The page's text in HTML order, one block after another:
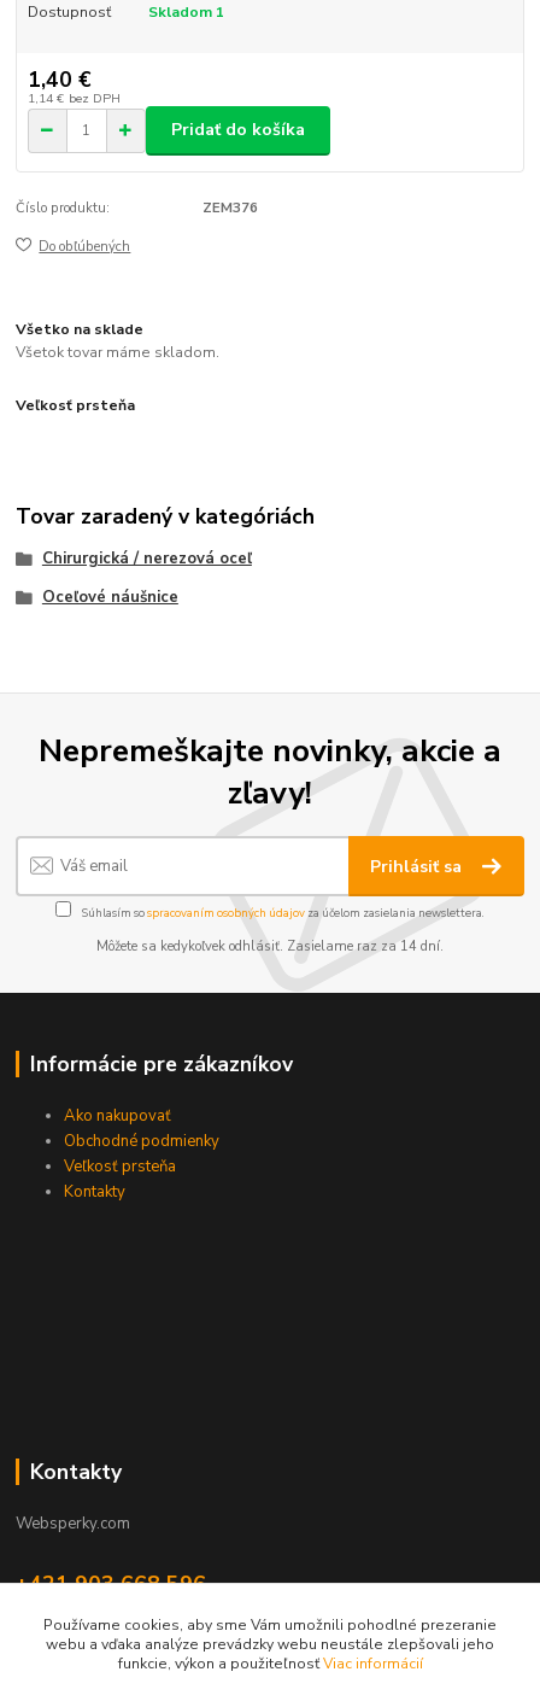
Dostupnosť Skladom 1
1,40 €
1,14 € bez DPH
Pridať do košíka
Číslo produktu: ZEM376
Do obľúbených
Všetko na sklade
Všetok tovar máme skladom.
Veľkosť prsteňa
Tovar zaradený v kategóriách
Chirurgická / nerezová oceľ
Oceľové náušnice
Nepremeškajte novinky, akcie a
zľavy!
Prihlásiť sa
Súhlasím sospracovaním osobných údajov za účelom zasielania newslettera.
Môžete sa kedykoľvek odhlásiť. Zasielame raz za 14 dní.
Informácie pre zákazníkov
Ako nakupovať
Obchodné podmienky
Veľkosť prsteňa
Kontakty
Kontakty
Websperky.com
+421 903 668 596
info@websperky.com
Používame cookies, aby sme Vám umožnili pohodlné prezeranie
webu a vďaka analýze prevádzky webu neustále zlepšovali jeho
funkcie, výkon a použiteľnosťViac informácií